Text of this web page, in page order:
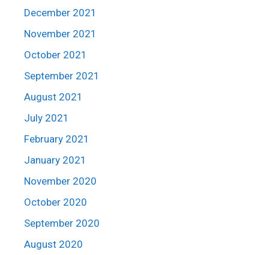
December 2021
November 2021
October 2021
September 2021
August 2021
July 2021
February 2021
January 2021
November 2020
October 2020
September 2020
August 2020